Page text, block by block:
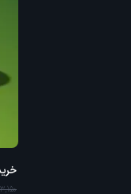
خرید 800